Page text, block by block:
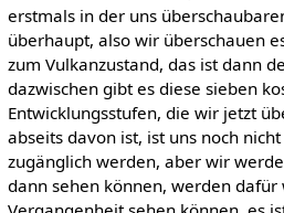
erstmals in der uns
überhaupt, also wir überschauen
zum Vulkanzustand, das ist dann
dazwischen gibt es diese sieben
Entwicklungsstufen, die wir jetzt
abseits davon ist, ist uns noch
zugänglich werden, aber wir
dann sehen können, werden